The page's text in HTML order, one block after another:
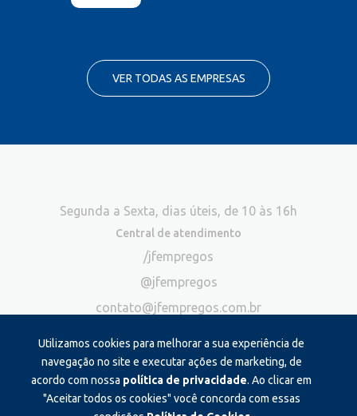
VER TODAS AS EMPRESAS
Utilizamos cookies para melhorar a sua experiência de
navegação no site e executar ações de marketing, de
acordo com nossa política de privacidade. Ao clicar em
"Aceitar todos os cookies" você concorda com essas
Segunda a Sexta, dias úteis, de 10 às 16h
Central de atendimento
/jfempregos
@jfempregos
contato@jfempregos.com.br
Publicidade
*Exclusivo para atendimento via chat. Não atendemos ligações neste
canal